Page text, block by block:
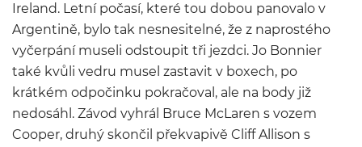
Ireland. Letní počasí, které tou dobou panovalo v
Argentině, bylo tak nesnesitelné, že z naprostého
vyčerpání museli odstoupit tři jezdci. Jo Bonnier
také kvůli vedru musel zastavit v boxech, po
krátkém odpočinku pokračoval, ale na body již
nedosáhl. Závod vyhrál Bruce McLaren s vozem
Cooper, druhý skončil překvapivě Cliff Allison s